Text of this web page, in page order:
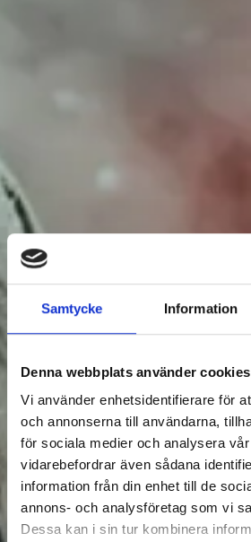
Samtycke Information
Denna webbplats använder cookies
Vi använder enhetsidentifierare för
och annonserna till användarna,
för sociala medier och analysera
vidarebefordrar även sådana
information från din enhet till de
annons- och analysföretag som vi
Dessa kan i sin tur kombinera
EVENEMANG